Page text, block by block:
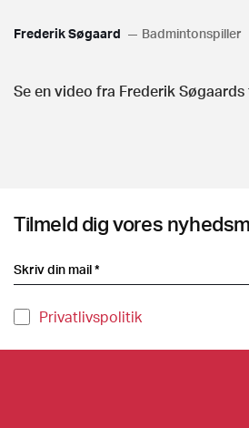
Frederik Søgaard Badmintonspiller
Se en video fra Frederik
Tilmeld dig vores
Privatlivspolitik